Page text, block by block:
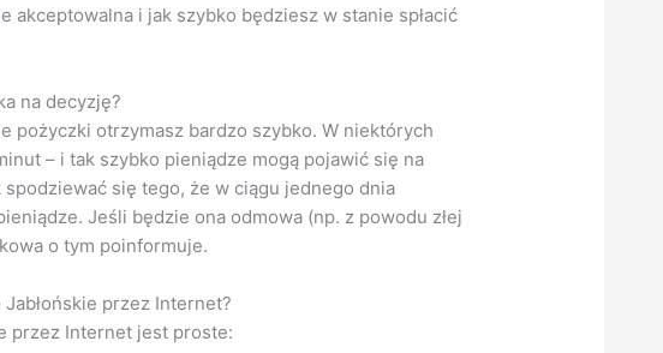
akceptowalna i jak szybko będziesz w stanie spłacić
na decyzję?
pożyczki otrzymasz bardzo szybko. W niektórych
– i tak szybko pieniądze mogą pojawić się na
się tego, że w ciągu jednego dnia
Jeśli będzie ona odmowa (np. z powodu złej
o tym poinformuje.
przez Internet?
przez Internet jest proste: